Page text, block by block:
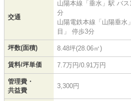
交通
山陽本線 「 垂水 」駅 バ
分
山陽電鉄本線 「 山陽垂水
目」 停歩3分
坪数(面積) 8.48坪(28.06㎡)
賃料/坪単価 7.7万円/0.91万円
管理費・
共益費
3,300円